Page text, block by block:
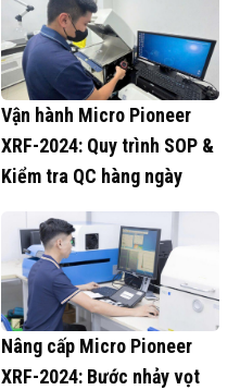
Vận hành Micro Pioneer
XRF-2024: Quy trình SOP &
Kiểm tra QC hàng ngày
Nâng cấp Micro Pioneer
XRF-2024: Bước nhảy vọt